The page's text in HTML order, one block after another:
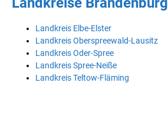
Landkreis Elbe-Elster
Landkreis Oberspreewald-Lausitz
Landkreis Oder-Spree
Landkreis Spree-Neiße
Landkreis Teltow-Fläming